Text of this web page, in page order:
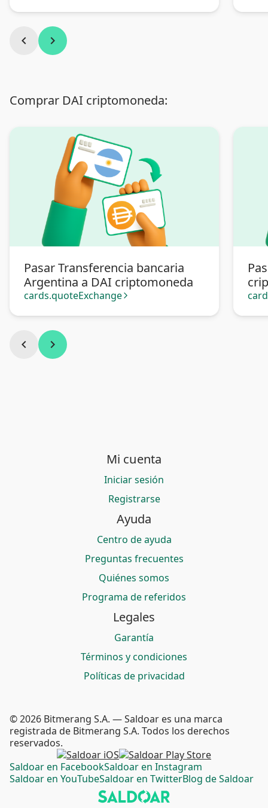
chevron_left chevron_right
Comprar DAI criptomoneda:
Pasar Transferencia bancaria
Argentina a DAI criptomoneda
cards.quoteExchange arrow_forward_ios
chevron_left chevron_right
Mi cuenta
Iniciar sesión
Registrarse
Ayuda
Centro de ayuda
Preguntas frecuentes
Quiénes somos
Programa de referidos
Legales
Garantía
Términos y condiciones
Políticas de privacidad
Saldoar en FacebookSaldoar en Instagram
Saldoar en YouTubeSaldoar en TwitterBlog de Saldoar
© 2026 Bitmerang S.A. — Saldoar es una marca
registrada de Bitmerang S.A. Todos los derechos
reservados.